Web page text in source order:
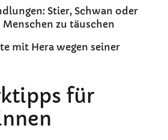
Stier, Schwan oder
zu täuschen
mit Hera wegen seiner
für